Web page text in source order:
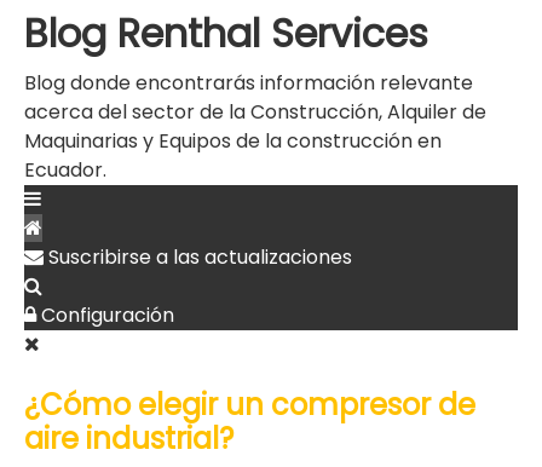
Blog Renthal Services
Blog donde encontrarás información relevante
acerca del sector de la Construcción, Alquiler de
Maquinarias y Equipos de la construcción en
Ecuador.
Suscribirse a las actualizaciones
Configuración
¿Cómo elegir un compresor de
aire industrial?